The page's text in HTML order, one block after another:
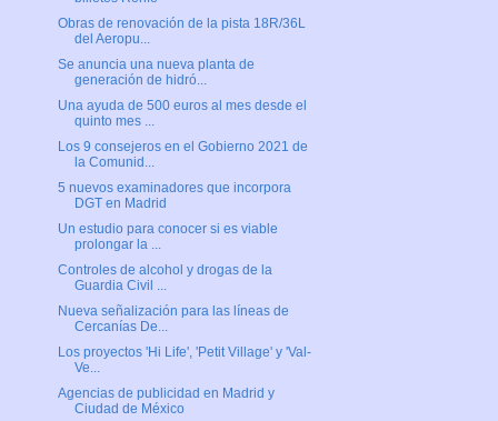
Obras de renovación de la pista 18R/36L
del Aeropu...
Se anuncia una nueva planta de
generación de hidró...
Una ayuda de 500 euros al mes desde el
quinto mes ...
Los 9 consejeros en el Gobierno 2021 de
la Comunid...
5 nuevos examinadores que incorpora
DGT en Madrid
Un estudio para conocer si es viable
prolongar la ...
Controles de alcohol y drogas de la
Guardia Civil ...
Nueva señalización para las líneas de
Cercanías De...
Los proyectos 'Hi Life', 'Petit Village' y 'Val-
Ve...
Agencias de publicidad en Madrid y
Ciudad de México